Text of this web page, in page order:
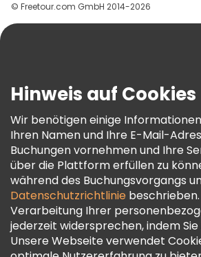
Hilfe
AGB Und Rechtliches
Cookie-Richtlinie
Freetour Auszeichnungen
Treueprogramm
© Freetour.com GmbH 2014-2026
Hinweis auf Cookies
Wir benötigen einige
Ihren Namen und Ihre E-Mail-
Buchungen vornehmen und Ihre
über die Plattform erfüllen zu
während des Buchungsvorgangs
Datenschutzrichtlinie
Verarbeitung Ihrer
jederzeit widersprechen, indem
Unsere Webseite verwendet